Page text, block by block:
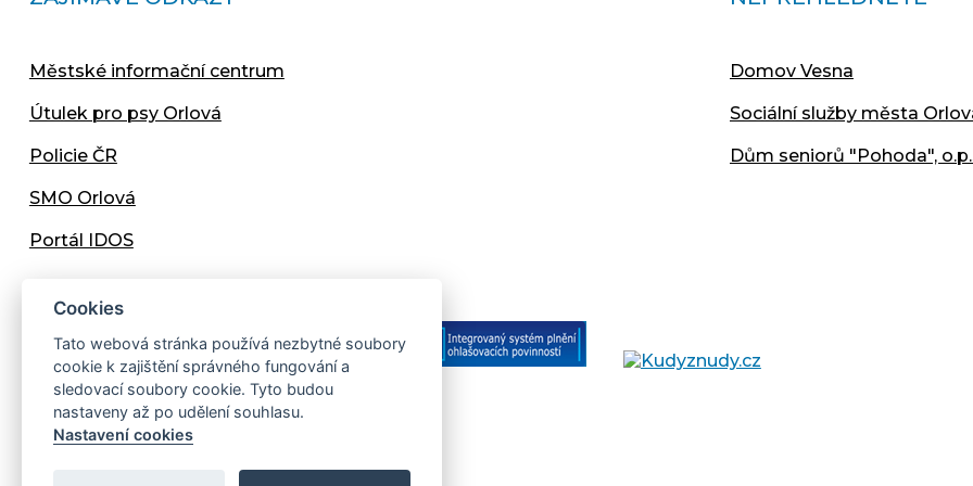
Městské informační centrum
Útulek pro psy Orlová
Policie ČR
SMO Orlová
Portál IDOS
Domov Vesna
Sociální služby města
Dům seniorů "Pohoda",
Copyright © 2013 - 2026 Městský úřad Orlová
Cookies
Tato webová stránka používá nezbytné soubory
cookie k zajištění správného fungování a
sledovací soubory cookie. Tyto budou
nastaveny až po udělení souhlasu.
Nastavení cookies